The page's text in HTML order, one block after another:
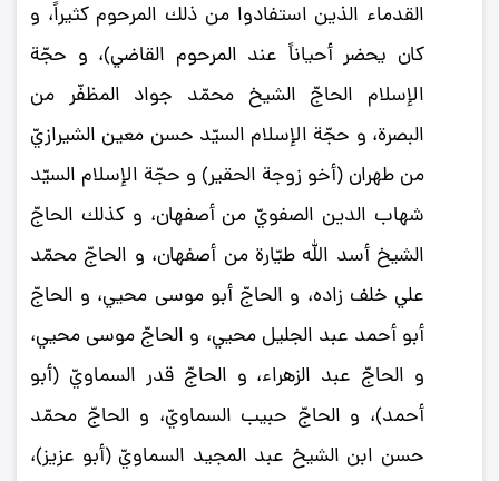
القدماء الذين استفادوا من ذلك المرحوم كثيراً، و
كان يحضر أحياناً عند المرحوم القاضي)، و حجّة
الإسلام الحاجّ الشيخ محمّد جواد المظفّر من
البصرة، و حجّة الإسلام السيّد حسن معين الشيرازيّ
من طهران (أخو زوجة الحقير) و حجّة الإسلام السيّد
شهاب الدين الصفويّ من أصفهان، و كذلك الحاجّ
الشيخ أسد الله طيّارة من أصفهان، و الحاجّ محمّد
علي خلف زاده، و الحاجّ أبو موسى محيي، و الحاجّ
أبو أحمد عبد الجليل محيي، و الحاجّ موسى محيي،
و الحاجّ عبد الزهراء، و الحاجّ قدر السماويّ (أبو
أحمد)، و الحاجّ حبيب السماويّ، و الحاجّ محمّد
حسن ابن الشيخ عبد المجيد السماويّ (أبو عزيز)،